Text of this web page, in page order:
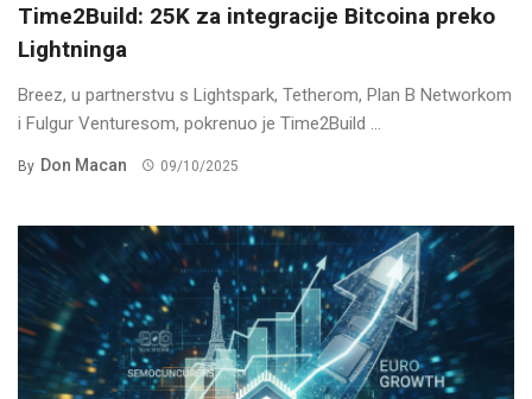
Time2Build: 25K za integracije Bitcoina preko
Lightninga
Breez, u partnerstvu s Lightspark, Tetherom, Plan B Networkom
i Fulgur Venturesom, pokrenuo je Time2Build ...
By Don Macan 09/10/2025